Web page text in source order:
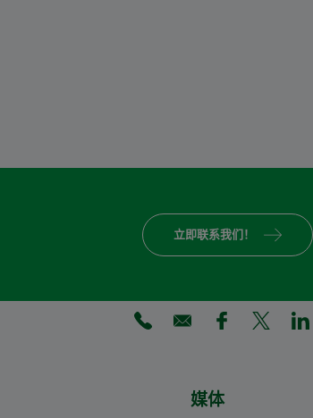
立即联系我们！
(Opens in a new tab)
(Opens in a new tab)
(Opens in a
(Opens
媒体